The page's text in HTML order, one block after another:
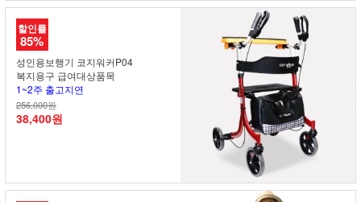
할인률
85%
성인용보행기 코지워커P04
복지용구 급여대상품목
1~2주 출고지연
256,000원
38,400원